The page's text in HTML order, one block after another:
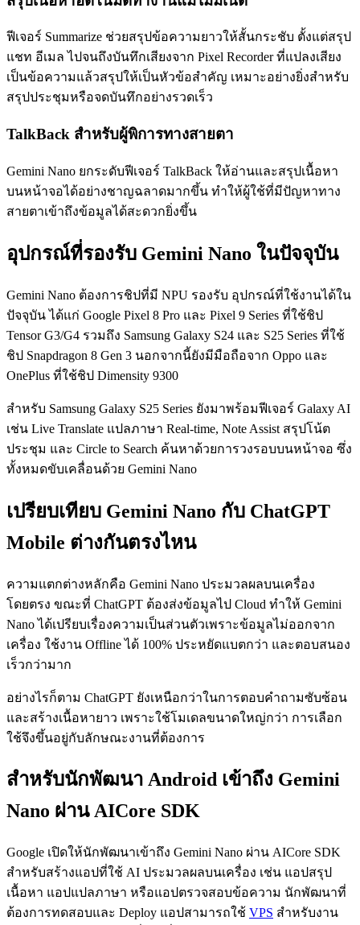
ฟีเจอร์ Summarize ช่วยสรุปข้อความยาวให้สั้นกระชับ ตั้งแต่สรุป
แชท อีเมล ไปจนถึงบันทึกเสียงจาก Pixel Recorder ที่แปลงเสียง
เป็นข้อความแล้วสรุปให้เป็นหัวข้อสำคัญ เหมาะอย่างยิ่งสำหรับ
สรุปประชุมหรือจดบันทึกอย่างรวดเร็ว
TalkBack สำหรับผู้พิการทางสายตา
Gemini Nano ยกระดับฟีเจอร์ TalkBack ให้อ่านและสรุปเนื้อหา
บนหน้าจอได้อย่างชาญฉลาดมากขึ้น ทำให้ผู้ใช้ที่มีปัญหาทาง
สายตาเข้าถึงข้อมูลได้สะดวกยิ่งขึ้น
อุปกรณ์ที่รองรับ Gemini Nano ในปัจจุบัน
Gemini Nano ต้องการชิปที่มี NPU รองรับ อุปกรณ์ที่ใช้งานได้ใน
ปัจจุบัน ได้แก่ Google Pixel 8 Pro และ Pixel 9 Series ที่ใช้ชิป
Tensor G3/G4 รวมถึง Samsung Galaxy S24 และ S25 Series ที่ใช้
ชิป Snapdragon 8 Gen 3 นอกจากนี้ยังมีมือถือจาก Oppo และ
OnePlus ที่ใช้ชิป Dimensity 9300
สำหรับ Samsung Galaxy S25 Series ยังมาพร้อมฟีเจอร์ Galaxy AI
เช่น Live Translate แปลภาษา Real-time, Note Assist สรุปโน้ต
ประชุม และ Circle to Search ค้นหาด้วยการวงรอบบนหน้าจอ ซึ่ง
ทั้งหมดขับเคลื่อนด้วย Gemini Nano
เปรียบเทียบ Gemini Nano กับ ChatGPT
Mobile ต่างกันตรงไหน
ความแตกต่างหลักคือ Gemini Nano ประมวลผลบนเครื่อง
โดยตรง ขณะที่ ChatGPT ต้องส่งข้อมูลไป Cloud ทำให้ Gemini
Nano ได้เปรียบเรื่องความเป็นส่วนตัวเพราะข้อมูลไม่ออกจาก
เครื่อง ใช้งาน Offline ได้ 100% ประหยัดแบตกว่า และตอบสนอง
เร็วกว่ามาก
อย่างไรก็ตาม ChatGPT ยังเหนือกว่าในการตอบคำถามซับซ้อน
และสร้างเนื้อหายาว เพราะใช้โมเดลขนาดใหญ่กว่า การเลือก
ใช้จึงขึ้นอยู่กับลักษณะงานที่ต้องการ
สำหรับนักพัฒนา Android เข้าถึง Gemini
Nano ผ่าน AICore SDK
Google เปิดให้นักพัฒนาเข้าถึง Gemini Nano ผ่าน AICore SDK
สำหรับสร้างแอปที่ใช้ AI ประมวลผลบนเครื่อง เช่น แอปสรุป
เนื้อหา แอปแปลภาษา หรือแอปตรวจสอบข้อความ นักพัฒนาที่
ต้องการทดสอบและ Deploy แอปสามารถใช้ VPS สำหรับงาน